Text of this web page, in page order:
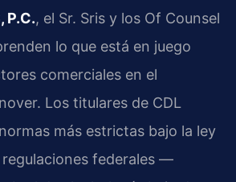
P.C., el Sr. Sris y los Of Counsel
lo que está en juego
comerciales en el
Los titulares de CDL
más estrictas bajo la ley
regulaciones federales —